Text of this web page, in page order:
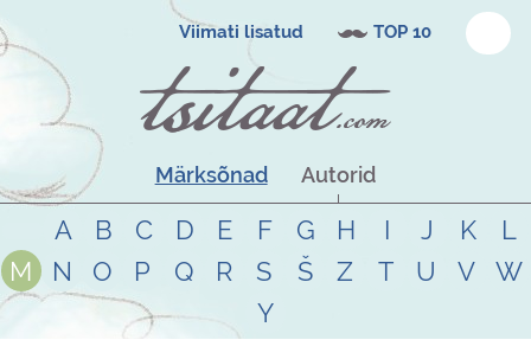
Viimati lisatud TOP 10
Märksõnad Autorid
A B C D E F G H I J K
L
M
N O P Q R S Š Z T U V
W
Y